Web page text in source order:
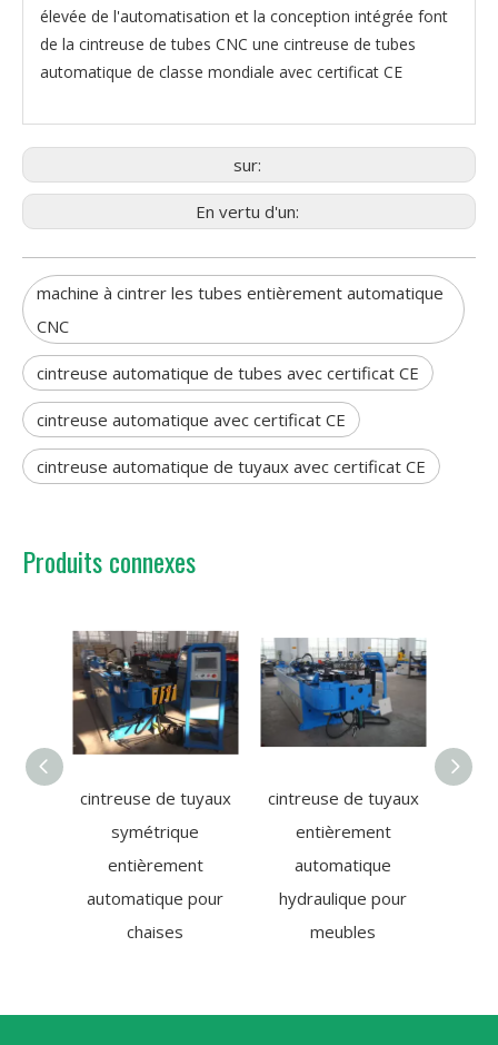
élevée de l'automatisation et la conception intégrée font
de la cintreuse de tubes CNC une cintreuse de tubes
automatique de classe mondiale avec certificat CE
sur:
En vertu d'un:
machine à cintrer les tubes entièrement automatique
CNC
cintreuse automatique de tubes avec certificat CE
cintreuse automatique avec certificat CE
cintreuse automatique de tuyaux avec certificat CE
Produits connexes
cintreuse de tuyaux
symétrique
entièrement
automatique pour
chaises
cintreuse de tuyaux
entièrement
automatique
hydraulique pour
meubles